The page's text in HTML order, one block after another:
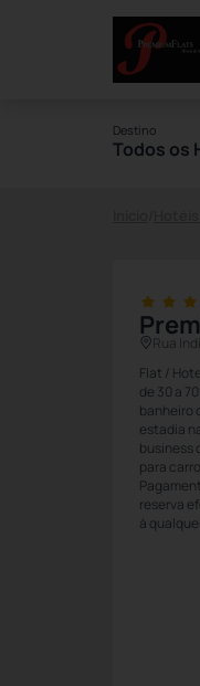
Destino
Todos os
Rua
Flat /
de 30 a
banheiro
estadia
business
para
reserva
à